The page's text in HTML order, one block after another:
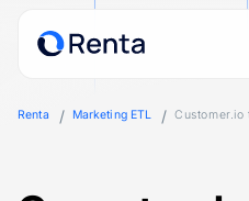
Renta Marketing ETL Customer.io